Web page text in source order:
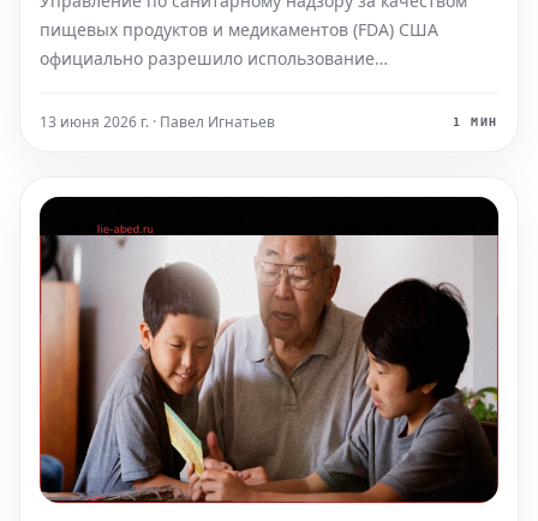
пищевых продуктов и медикаментов (FDA) США
официально разрешило использование
Этот химический компонент выделяется своей
13 июня 2026 г. · Павел Игнатьев 1 МИН